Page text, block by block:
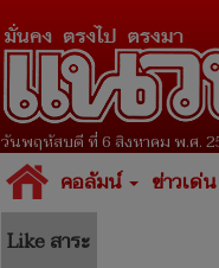
วันพฤหัสบดี ที่ 6 สิงหาคม พ.ศ.
คอลัมน์ ข่าวเด่น
Like สาระ